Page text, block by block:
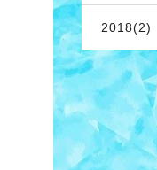
2018(2)